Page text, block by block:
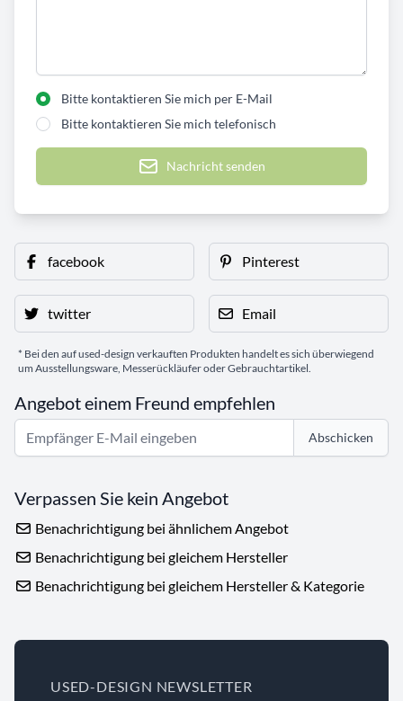
Bitte kontaktieren Sie mich per E-Mail
Bitte kontaktieren Sie mich telefonisch
Nachricht senden
facebook Pinterest
twitter Email
* Bei den auf used-design verkauften Produkten handelt es sich überwiegend
um Ausstellungsware, Messerückläufer oder Gebrauchtartikel.
Angebot einem Freund empfehlen
Abschicken
Verpassen Sie kein Angebot
Benachrichtigung bei ähnlichem Angebot
Benachrichtigung bei gleichem Hersteller
Benachrichtigung bei gleichem Hersteller & Kategorie
USED-DESIGN NEWSLETTER